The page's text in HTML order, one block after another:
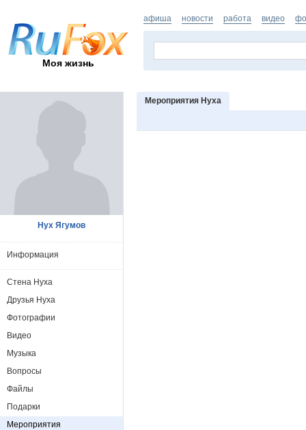
Моя жизнь
афиша новости работа видео
Мероприятия Нуха
Нух Ягумов
Информация
Стена Нуха
Друзья Нуха
Фотографии
Видео
Музыка
Вопросы
Файлы
Подарки
Мероприятия